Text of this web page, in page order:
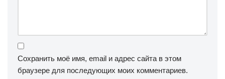
Сохранить моё имя, email и адрес сайта в этом
браузере для последующих моих комментариев.